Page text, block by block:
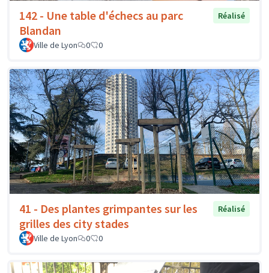
142 - Une table d'échecs au parc
Blandan
Réalisé
Ville de Lyon 0 0
41 - Des plantes grimpantes sur les
grilles des city stades
Réalisé
Ville de Lyon 0 0